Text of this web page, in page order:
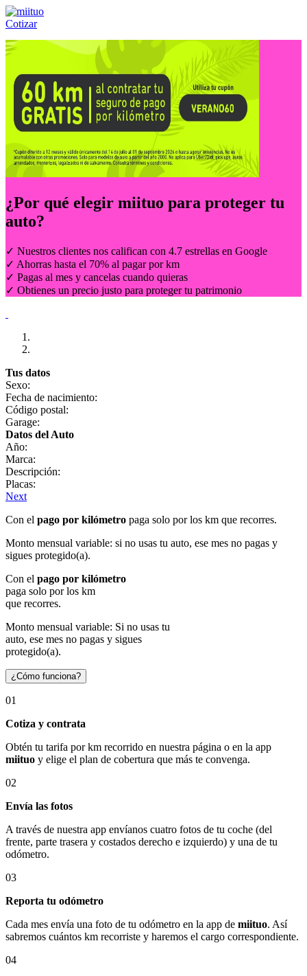
Cotizar
Llámanos al:(55) 84-21-05-00 ó
¿Por qué elegir miituo para proteger tu
auto?
✓ Nuestros clientes nos califican con 4.7 estrellas en Google
✓ Ahorras hasta el 70% al pagar por km
✓ Pagas al mes y cancelas cuando quieras
✓ Obtienes un precio justo para proteger tu patrimonio
Tus datos
Sexo:
Fecha de nacimiento:
Código postal:
Garage:
Datos del Auto
Año:
Marca:
Descripción:
Placas:
Next
Con el pago por kilómetro paga solo por los km que recorres.
Monto mensual variable: si no usas tu auto, ese mes no pagas y
sigues protegido(a).
Con el pago por kilómetro
paga solo por los km
que recorres.
Monto mensual variable: Si no usas tu
auto, ese mes no pagas y sigues
protegido(a).
¿Cómo funciona?
01
Cotiza y contrata
Obtén tu tarifa por km recorrido en nuestra página o en la app
miituo y elige el plan de cobertura que más te convenga.
02
Envía las fotos
A través de nuestra app envíanos cuatro fotos de tu coche (del
frente, parte trasera y costados derecho e izquierdo) y una de tu
odómetro.
03
Reporta tu odómetro
Cada mes envía una foto de tu odómetro en la app de miituo. Así
sabremos cuántos km recorriste y haremos el cargo correspondiente.
04